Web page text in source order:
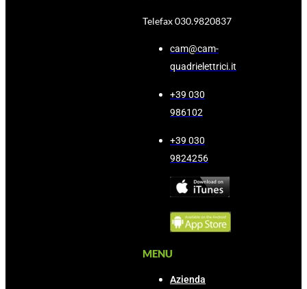
Telefax 030.9820837
cam@cam-
quadrielettrici.it
+39 030
986102
+39 030
9824256
MENU
Azienda